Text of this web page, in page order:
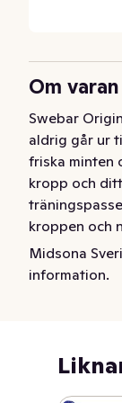
Om varan
Swebar
aldrig går ur
friska minten
kropp och
kroppen och
bra för dess
Original Mint
kropp och
Midsona
information.